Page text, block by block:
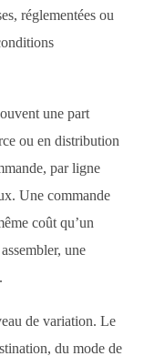
réglementées ou
une part
ou en distribution
par ligne
Une commande
coût qu’un
une
de variation. Le
du mode de